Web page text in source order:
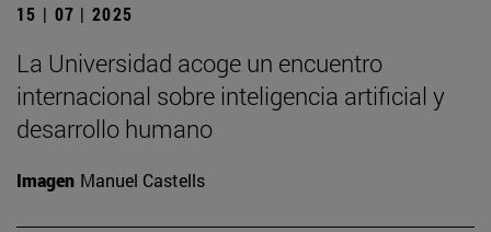
15 | 07 | 2025
La Universidad acoge un encuentro
internacional sobre inteligencia artificial y
desarrollo humano
Imagen Manuel Castells